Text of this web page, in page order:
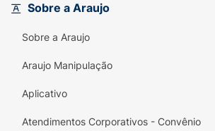
Sobre a Araujo
Sobre a Araujo
Araujo Manipulação
Aplicativo
Atendimentos Corporativos - Convênio